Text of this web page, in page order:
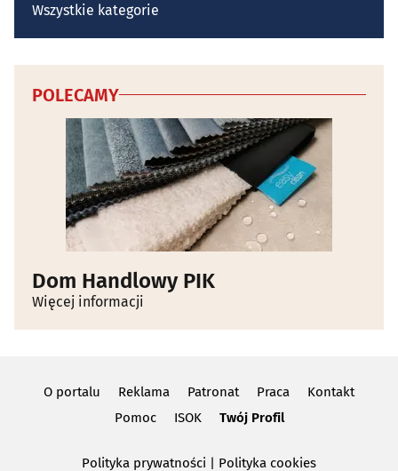
Wszystkie kategorie
POLECAMY
Dom Handlowy PIK
Więcej informacji
O portalu Reklama Patronat Praca
Kontakt
Pomoc
ISOK Twój Profil
Polityka prywatności | Polityka cookies